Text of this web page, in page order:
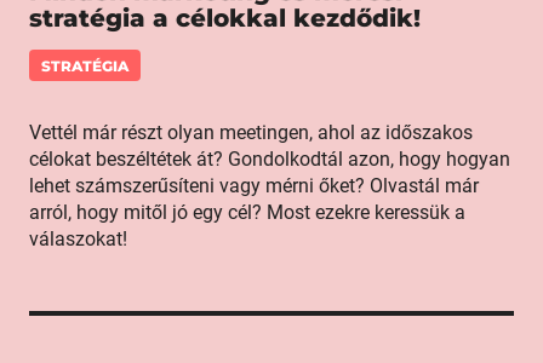
stratégia a célokkal kezdődik!
STRATÉGIA
Vettél már részt olyan meetingen, ahol az időszakos
célokat beszéltétek át? Gondolkodtál azon, hogy hogyan
lehet számszerűsíteni vagy mérni őket? Olvastál már
arról, hogy mitől jó egy cél? Most ezekre keressük a
válaszokat!